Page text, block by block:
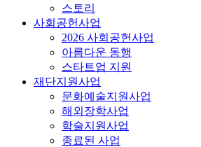
스토리
사회공헌사업
2026 사회공헌사업
아름다운 동행
스타트업 지원
재단지원사업
문화예술지원사업
해외장학사업
학술지원사업
종료된 사업